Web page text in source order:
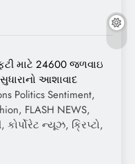
માટે 24600 જળવાઇ
આશાવાદ
Politics Sentiment,
FLASH NEWS,
કોર્પોરેટ ન્યૂઝ, ક્રિપ્ટો,